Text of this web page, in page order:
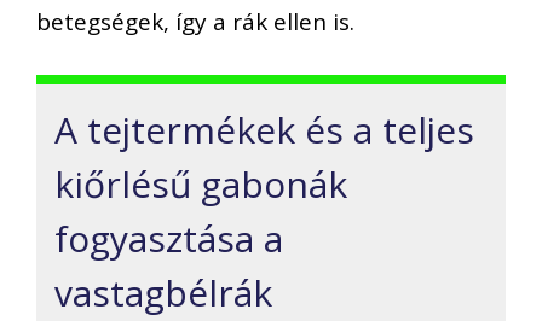
betegségek, így a rák ellen is.
A tejtermékek és a teljes
kiőrlésű gabonák
fogyasztása a
vastagbélrák